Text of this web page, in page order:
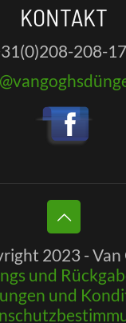
KONTAKT
208-
2023 - Van
und
und